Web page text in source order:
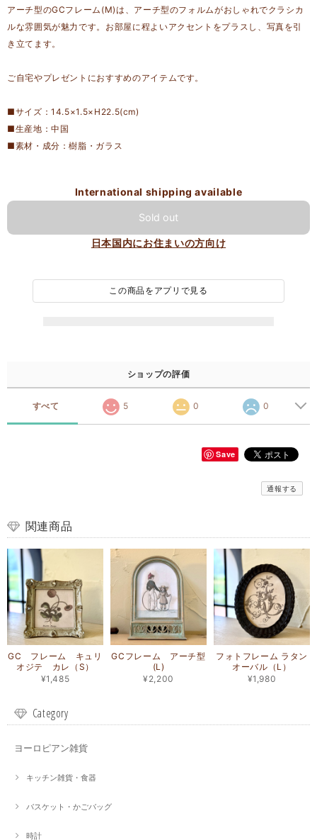
アーチ型のGCフレーム(M)は、アーチ型のフォルムがおしゃれでクラシカ
ルな雰囲気が魅力です。お部屋に程よいアクセントをプラスし、写真を引
き立てます。
ご自宅やプレゼントにおすすめのアイテムです。
■サイズ：14.5×1.5×H22.5(cm)
■生産地：中国
■素材・成分：樹脂・ガラス
International shipping available
Sold out
日本国内にお住まいの方向け
この商品をアプリで見る
ショップの評価
すべて 5 0 0
Save
通報する
関連商品
GC フレーム キュリ
オジテ カレ（S）
¥1,485
GCフレーム アーチ型
(L)
¥2,200
フォトフレーム ラタン
オーバル（L）
¥1,980
Category
ヨーロピアン雑貨
キッチン雑貨・食器
バスケット・かごバッグ
時計